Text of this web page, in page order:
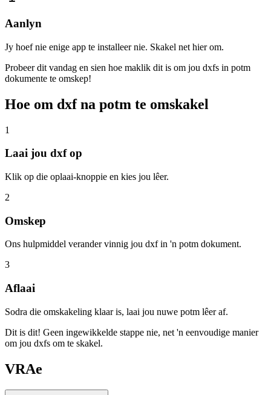
Aanlyn
Jy hoef nie enige app te installeer nie. Skakel net hier om.
Probeer dit vandag en sien hoe maklik dit is om jou dxfs in potm
dokumente te omskep!
Hoe om dxf na potm te omskakel
1
Laai jou dxf op
Klik op die oplaai-knoppie en kies jou lêer.
2
Omskep
Ons hulpmiddel verander vinnig jou dxf in 'n potm dokument.
3
Aflaai
Sodra die omskakeling klaar is, laai jou nuwe potm lêer af.
Dit is dit! Geen ingewikkelde stappe nie, net 'n eenvoudige manier
om jou dxfs om te skakel.
VRAe